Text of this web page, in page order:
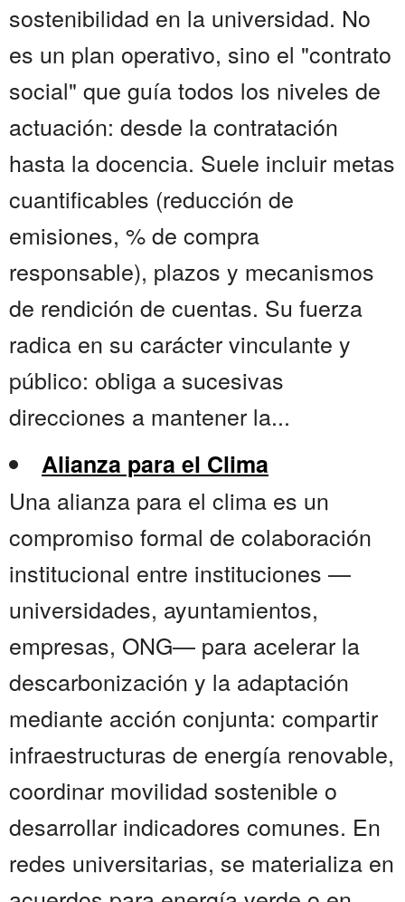
sostenibilidad en la universidad. No
es un plan operativo, sino el "contrato
social" que guía todos los niveles de
actuación: desde la contratación
hasta la docencia. Suele incluir metas
cuantificables (reducción de
emisiones, % de compra
responsable), plazos y mecanismos
de rendición de cuentas. Su fuerza
radica en su carácter vinculante y
público: obliga a sucesivas
direcciones a mantener la...
Alianza para el Clima
Una alianza para el clima es un
compromiso formal de colaboración
institucional entre instituciones —
universidades, ayuntamientos,
empresas, ONG— para acelerar la
descarbonización y la adaptación
mediante acción conjunta: compartir
infraestructuras de energía renovable,
coordinar movilidad sostenible o
desarrollar indicadores comunes. En
redes universitarias, se materializa en